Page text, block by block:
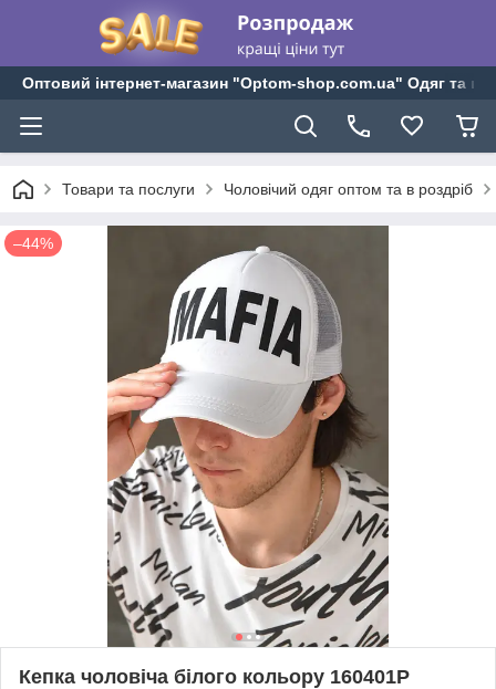
Оптовий інтернет-магазин "Optom-shop.com.ua" Одяг та
Товари та послуги Чоловічий одяг оптом та в роздріб
–44%
Кепка чоловіча білого кольору 160401P